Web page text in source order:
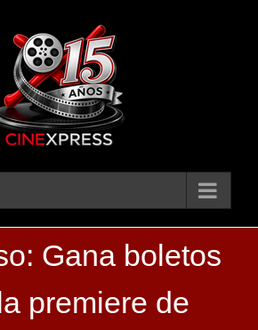
Gana boletos
premiere de